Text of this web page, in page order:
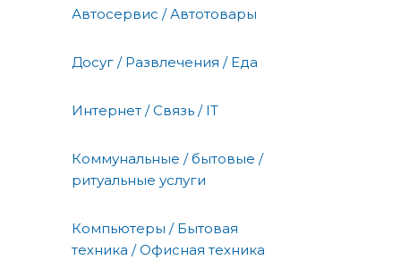
Автосервис / Автотовары
Досуг / Развлечения / Еда
Интернет / Связь / IT
Коммунальные / бытовые /
ритуальные услуги
Компьютеры / Бытовая
техника / Офисная техника